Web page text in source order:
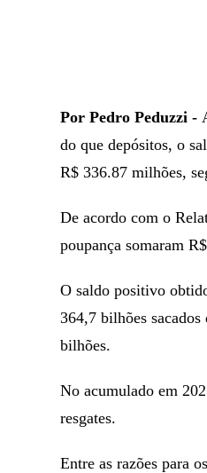
Por Pedro Peduzzi -
do que depósitos, o
R$ 336.87 milhões,
De acordo com o
poupança somaram
O saldo positivo
364,7 bilhões
bilhões.
No acumulado em
resgates.
Entre as razões para